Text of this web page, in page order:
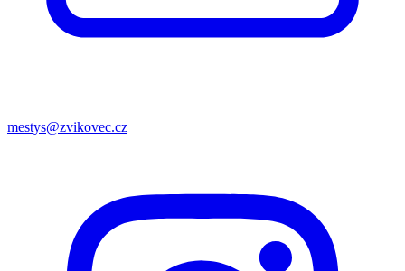
mestys@zvikovec.cz